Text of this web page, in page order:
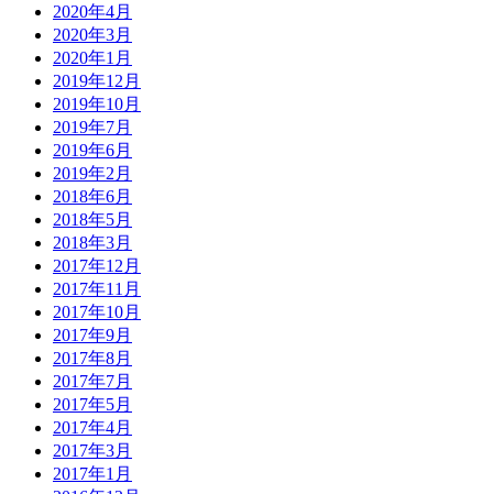
2020年4月
2020年3月
2020年1月
2019年12月
2019年10月
2019年7月
2019年6月
2019年2月
2018年6月
2018年5月
2018年3月
2017年12月
2017年11月
2017年10月
2017年9月
2017年8月
2017年7月
2017年5月
2017年4月
2017年3月
2017年1月